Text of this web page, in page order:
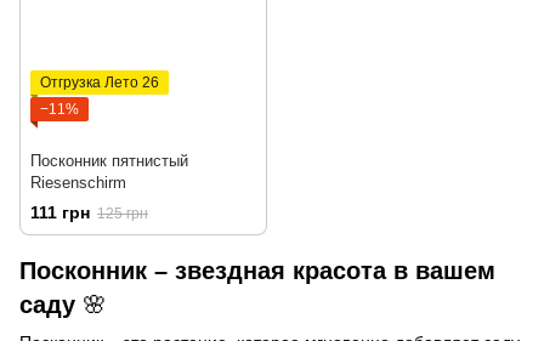
Отгрузка Лето 26
−11%
Посконник пятнистый
Riesenschirm
111 грн 125 грн
Посконник – звездная красота в вашем
саду 🌸